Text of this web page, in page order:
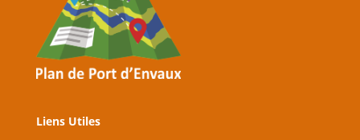
Liens Utiles